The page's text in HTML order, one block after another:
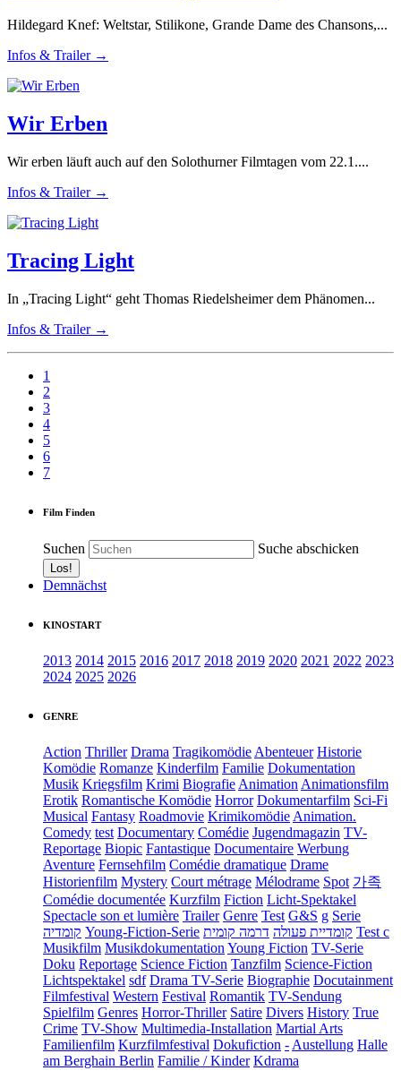
Hildegard Knef: Weltstar, Stilikone, Grande Dame des Chansons,...
Infos & Trailer →
Wir Erben
Wir erben läuft auch auf den Solothurner Filmtagen vom 22.1....
Infos & Trailer →
Tracing Light
In „Tracing Light“ geht Thomas Riedelsheimer dem Phänomen...
Infos & Trailer →
1
2
3
4
5
6
7
Film Finden
Suchen Suche abschicken
Demnächst
KINOSTART
2013 2014 2015 2016 2017 2018 2019 2020 2021 2022 2023
2024 2025 2026
GENRE
Action Thriller Drama Tragikomödie Abenteuer Historie
Komödie Romanze Kinderfilm Familie Dokumentation
Musik Kriegsfilm Krimi Biografie Animation Animationsfilm
Erotik Romantische Komödie Horror Dokumentarfilm Sci-Fi
Musical Fantasy Roadmovie Krimikomödie Animation.
Comedy test Documentary Comédie Jugendmagazin TV-
Reportage Biopic Fantastique Documentaire Werbung
Aventure Fernsehfilm Comédie dramatique Drame
Historienfilm Mystery Court métrage Mélodrame Spot 가족
Comédie documentée Kurzfilm Fiction Licht-Spektakel
Spectacle son et lumière Trailer Genre Test G&S g Serie
קומדיה Young-Fiction-Serie קומדיית פעולה דרמה קומית
Test c
Musikfilm Musikdokumentation Young Fiction TV-Serie
Doku Reportage Science Fiction Tanzfilm Science-Fiction
Lichtspektakel sdf Drama TV-Serie Biographie Docutainment
Filmfestival Western Festival Romantik TV-Sendung
Spielfilm Genres Horror-Thriller Satire Divers History True
Crime TV-Show Multimedia-Installation Martial Arts
Familienfilm Kurzfilmfestival Dokufiction - Austellung Halle
am Berghain Berlin Familie / Kinder Kdrama